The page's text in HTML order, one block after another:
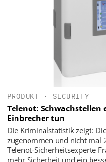
PRODUKT • SECURITY
Telenot: Schwachstellen
Einbrecher tun
Die Kriminalstatistik zeigt:
zugenommen und nicht mal
Telenot-Sicherheitsexperte
mehr Sicherheit und ein